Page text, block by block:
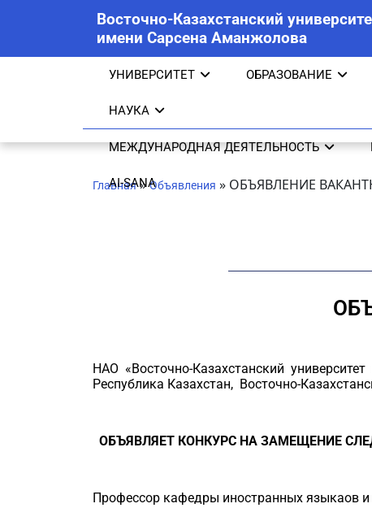
Восточно-Казахстанский
имени Сарсена Аманжолова
УНИВЕРСИТЕТ ОБРАЗОВАНИЕ
НАУКА
МЕЖДУНАРОДНАЯ ДЕЯТЕЛЬНОСТЬ
AI-SANA
Главная»Объявления » ОБЪЯВЛЕНИЕ
НАО «Восточно-Казахстанский
Республика Казахстан, Восточно-
ОБЪЯВЛЯЕТ КОНКУРС НА ЗАМЕЩЕНИЕ
Профессор кафедры иностранных языкаов и